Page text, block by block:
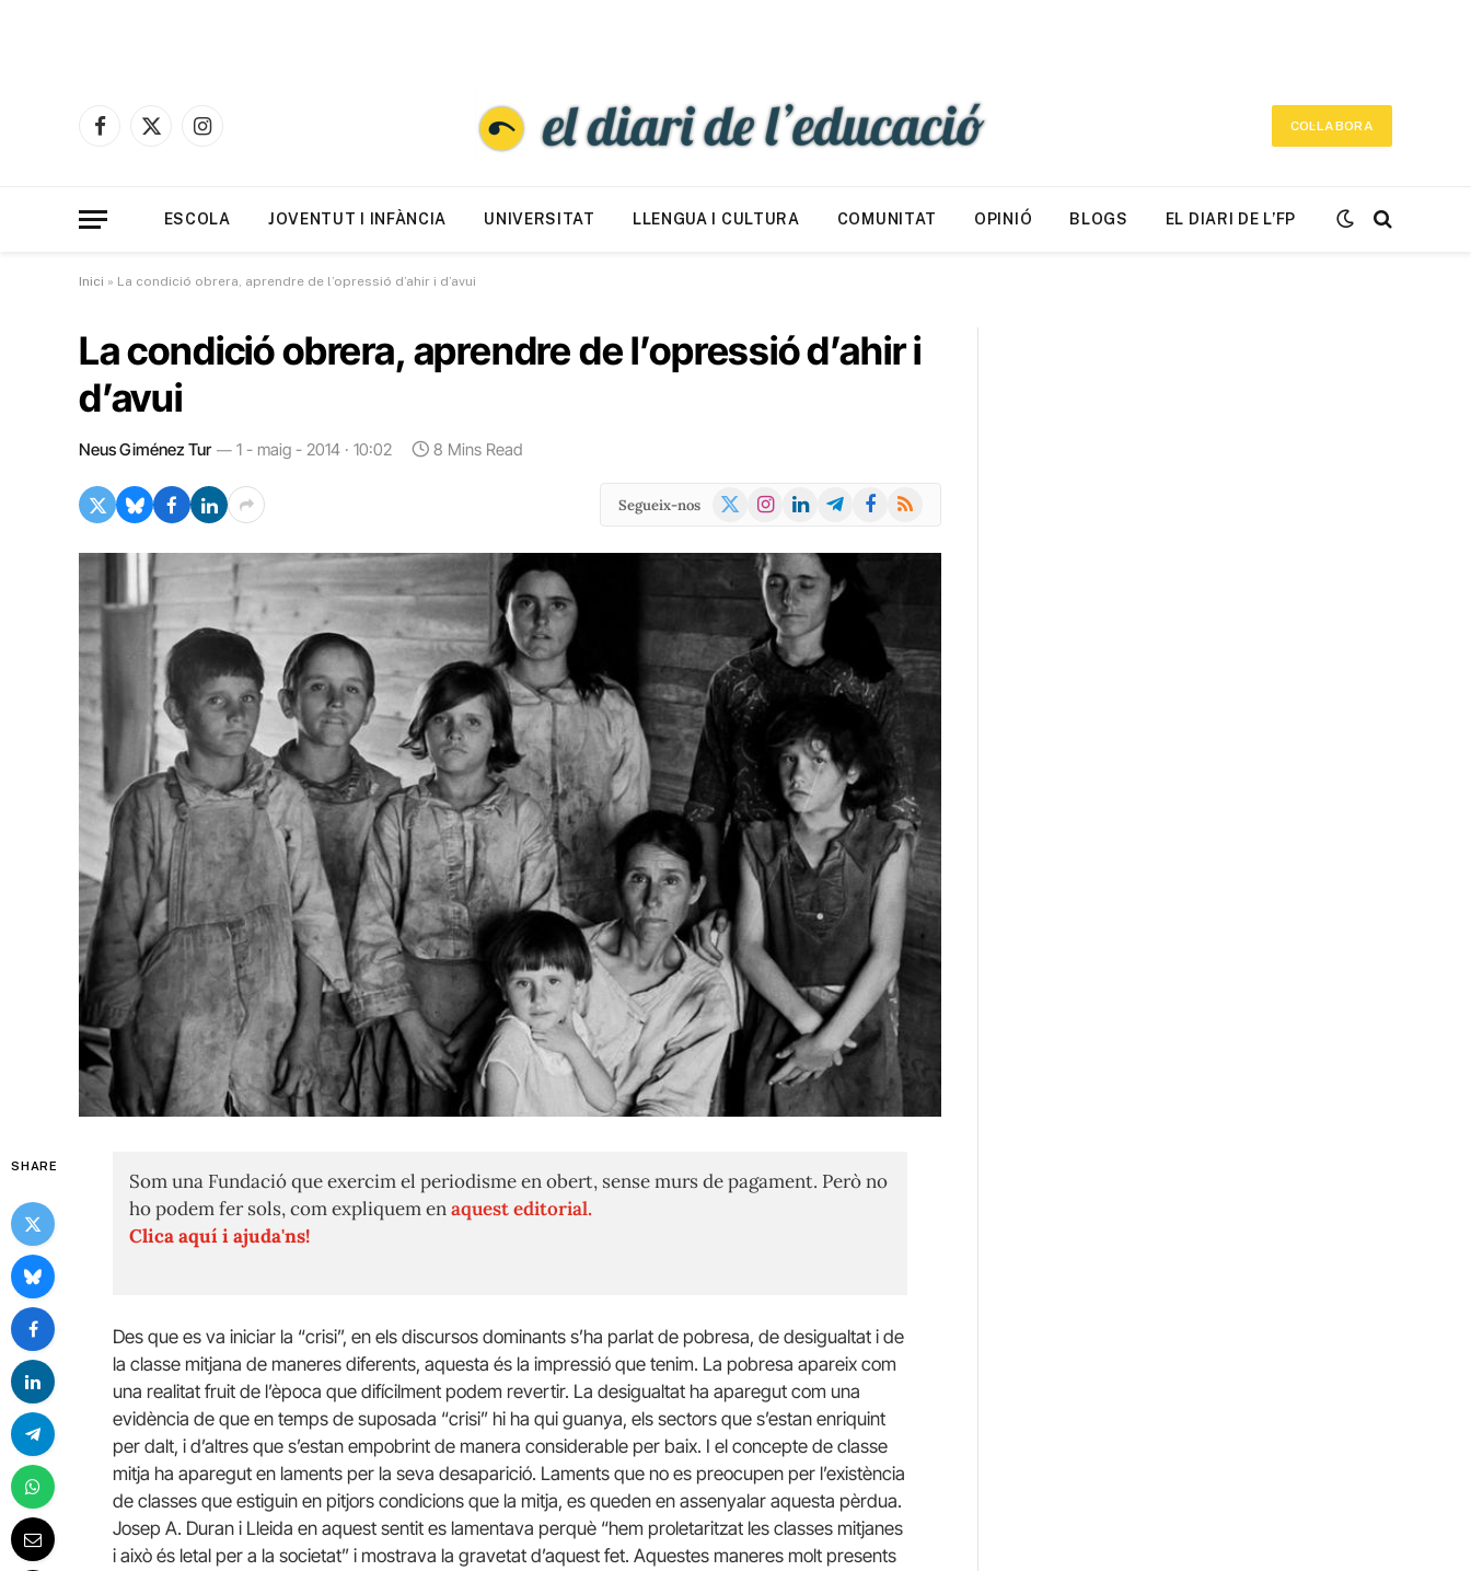
Facebook
X
Instagram
COL·LABORA
ESCOLA JOVENTUT I INFÀNCIA UNIVERSITAT LLENGUA I CULTURA COMUNITAT OPINIÓ BLOGS EL DIARI DE L’FP
Inici » La condició obrera, aprendre de l’opressió d’ahir i d’avui
La condició obrera, aprendre de l’opressió d’ahir i
d’avui
Neus Giménez Tur 1 - maig - 2014 · 10:02 8 Mins Read
Segueix-nos
X
Instagram
LinkedInTelegramFacebook
RSS
SHARE
Som una Fundació que exercim el periodisme en obert, sense murs de pagament. Però no
ho podem fer sols, com expliquem enaquest editorial.
Clica aquí i ajuda'ns!
Des que es va iniciar la “crisi”, en els discursos dominants s’ha parlat de pobresa, de desigualtat i de
la classe mitjana de maneres diferents, aquesta és la impressió que tenim. La pobresa apareix com
una realitat fruit de l’època que difícilment podem revertir. La desigualtat ha aparegut com una
evidència de que en temps de suposada “crisi” hi ha qui guanya, els sectors que s’estan enriquint
per dalt, i d’altres que s’estan empobrint de manera considerable per baix. I el concepte de classe
mitja ha aparegut en laments per la seva desaparició. Laments que no es preocupen per l’existència
de classes que estiguin en pitjors condicions que la mitja, es queden en assenyalar aquesta pèrdua.
Josep A. Duran i Lleida en aquest sentit es lamentava perquè “hem proletaritzat les classes mitjanes
i això és letal per a la societat” i mostrava la gravetat d’aquest fet. Aquestes maneres molt presents